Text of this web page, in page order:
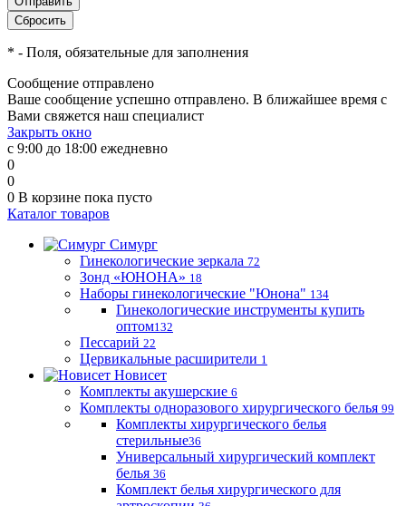
* - Поля, обязательные для заполнения
Сообщение отправлено
Ваше сообщение успешно отправлено. В ближайшее время с
Вами свяжется наш специалист
Закрыть окно
с 9:00 до 18:00 ежедневно
0
0
0 В корзине пока пусто
Каталог товаров
Симург
Гинекологические зеркала 72
Зонд «ЮНОНА» 18
Наборы гинекологические "Юнона" 134
Гинекологические инструменты купить
оптом132
Пессарий 22
Цервикальные расширители 1
Новисет
Комплекты акушерские 6
Комплекты одноразового хирургического белья 99
Комплекты хирургического белья
стерильные36
Универсальный хирургический комплект
белья 36
Комплект белья хирургического для